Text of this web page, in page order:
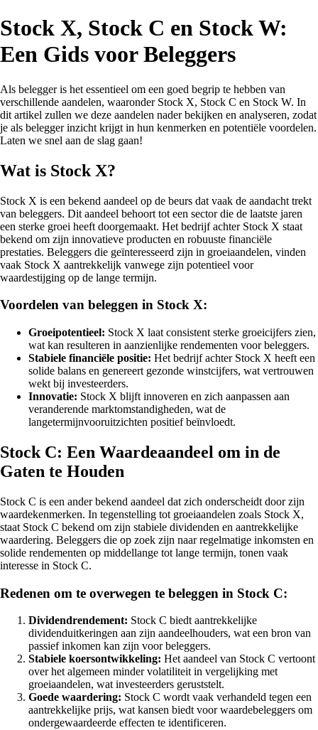
Stock X, Stock C en Stock W:
Een Gids voor Beleggers
Als belegger is het essentieel om een goed begrip te hebben van
verschillende aandelen, waaronder Stock X, Stock C en Stock W. In
dit artikel zullen we deze aandelen nader bekijken en analyseren, zodat
je als belegger inzicht krijgt in hun kenmerken en potentiële voordelen.
Laten we snel aan de slag gaan!
Wat is Stock X?
Stock X is een bekend aandeel op de beurs dat vaak de aandacht trekt
van beleggers. Dit aandeel behoort tot een sector die de laatste jaren
een sterke groei heeft doorgemaakt. Het bedrijf achter Stock X staat
bekend om zijn innovatieve producten en robuuste financiële
prestaties. Beleggers die geïnteresseerd zijn in groeiaandelen, vinden
vaak Stock X aantrekkelijk vanwege zijn potentieel voor
waardestijging op de lange termijn.
Voordelen van beleggen in Stock X:
Groeipotentieel: Stock X laat consistent sterke groeicijfers zien,
wat kan resulteren in aanzienlijke rendementen voor beleggers.
Stabiele financiële positie: Het bedrijf achter Stock X heeft een
solide balans en genereert gezonde winstcijfers, wat vertrouwen
wekt bij investeerders.
Innovatie: Stock X blijft innoveren en zich aanpassen aan
veranderende marktomstandigheden, wat de
langetermijnvooruitzichten positief beïnvloedt.
Stock C: Een Waardeaandeel om in de
Gaten te Houden
Stock C is een ander bekend aandeel dat zich onderscheidt door zijn
waardekenmerken. In tegenstelling tot groeiaandelen zoals Stock X,
staat Stock C bekend om zijn stabiele dividenden en aantrekkelijke
waardering. Beleggers die op zoek zijn naar regelmatige inkomsten en
solide rendementen op middellange tot lange termijn, tonen vaak
interesse in Stock C.
Redenen om te overwegen te beleggen in Stock C:
Dividendrendement: Stock C biedt aantrekkelijke
dividenduitkeringen aan zijn aandeelhouders, wat een bron van
passief inkomen kan zijn voor beleggers.
Stabiele koersontwikkeling: Het aandeel van Stock C vertoont
over het algemeen minder volatiliteit in vergelijking met
groeiaandelen, wat investeerders geruststelt.
Goede waardering: Stock C wordt vaak verhandeld tegen een
aantrekkelijke prijs, wat kansen biedt voor waardebeleggers om
ondergewaardeerde effecten te identificeren.